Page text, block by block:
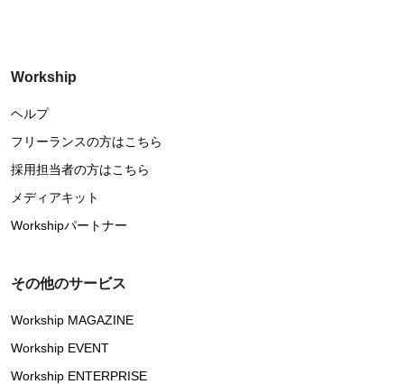
Workship
ヘルプ
フリーランスの方はこちら
採用担当者の方はこちら
メディアキット
Workshipパートナー
その他のサービス
Workship MAGAZINE
Workship EVENT
Workship ENTERPRISE